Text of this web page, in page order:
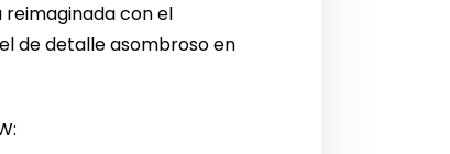
con el
de detalle asombroso en